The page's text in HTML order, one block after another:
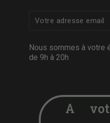
Nous sommes à votre
de 9h à 20h
A